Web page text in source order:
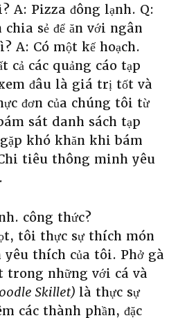
A: Pizza đông lạnh. Q:
sẻ để ăn với ngân
A: Có một kế hoạch.
các quảng cáo tạp
đâu là giá trị tốt và
đơn của chúng tôi từ
sát danh sách tạp
khó khăn khi bám
tiêu thông minh yêu
công thức?
tôi thực sự thích món
yêu thích của tôi. Phở gà
trong những với cá và
Skillet) là thực sự
các thành phần, đặc